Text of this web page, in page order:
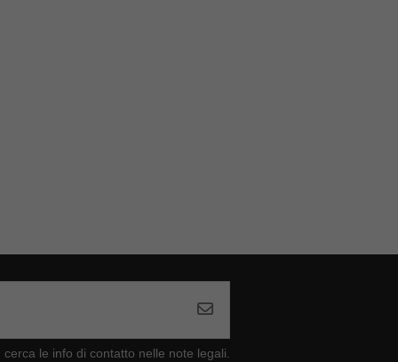
le info di contatto nelle note legali.